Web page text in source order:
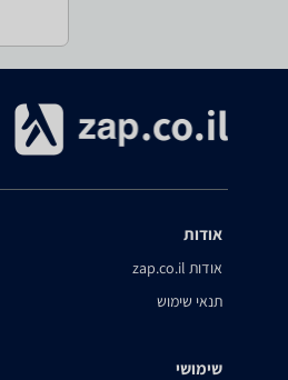
אודות
אודות zap.co.il
תנאי שימוש
שימושי